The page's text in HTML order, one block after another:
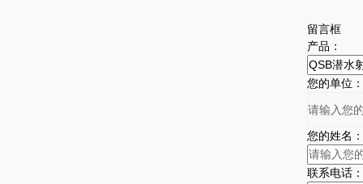
留言框
产品：
您的单位：
您的姓名：
联系电话：